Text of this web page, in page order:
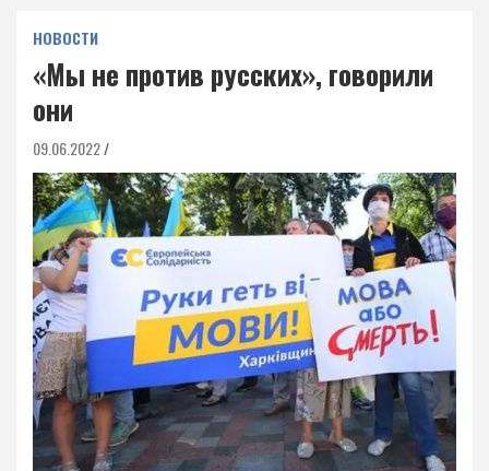
НОВОСТИ
«Мы не против русских», говорили
они
09.06.2022